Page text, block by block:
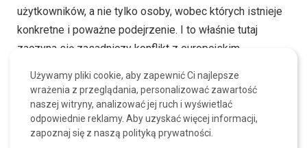
użytkowników, a nie tylko osoby, wobec których istnieje
konkretne i poważne podejrzenie. I to właśnie tutaj
zaczyna się zasadniczy konflikt z europejskim
Dlaczego UODO uważa, że obecne
przepisy są problematyczne
Używamy pliki cookie, aby zapewnić Ci najlepsze
wrażenia z przeglądania, personalizować zawartość
naszej witryny, analizować jej ruch i wyświetlać
odpowiednie reklamy. Aby uzyskać więcej informacji,
zapoznaj się z naszą polityką prywatności.